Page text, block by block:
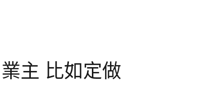
業主 比如定做